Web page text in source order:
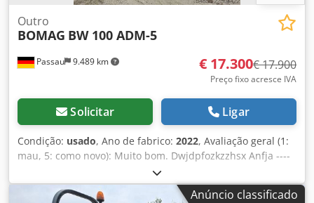
Passau 9.489 km
Outro
BOMAG BW 100 ADM-5
€ 17.300€ 17.900
Preço fixo acresce IVA
Solicitar Ligar
Condição: usado, Ano de fabrico: 2022, Avaliação geral (1:
mau, 5: como novo): Muito bom. Dwjdpfozkzzhsx Anfja ----
Novo, em conformidade com as normas de segurança e
saúde no trabalho!
Anúncio classificado